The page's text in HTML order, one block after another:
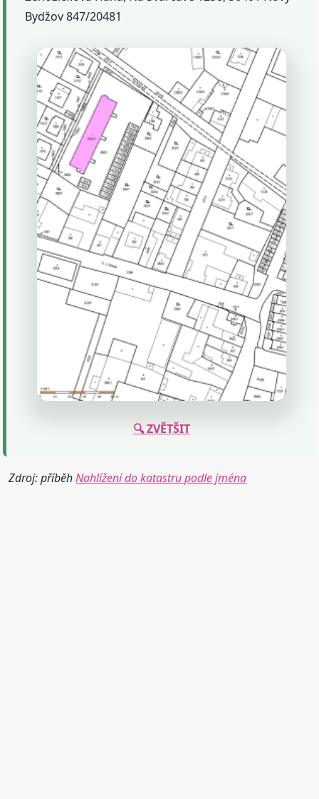
Bydžov 847/20481
🔍 ZVĚTŠIT
Zdroj: příběhNahlížení do katastru podle jména